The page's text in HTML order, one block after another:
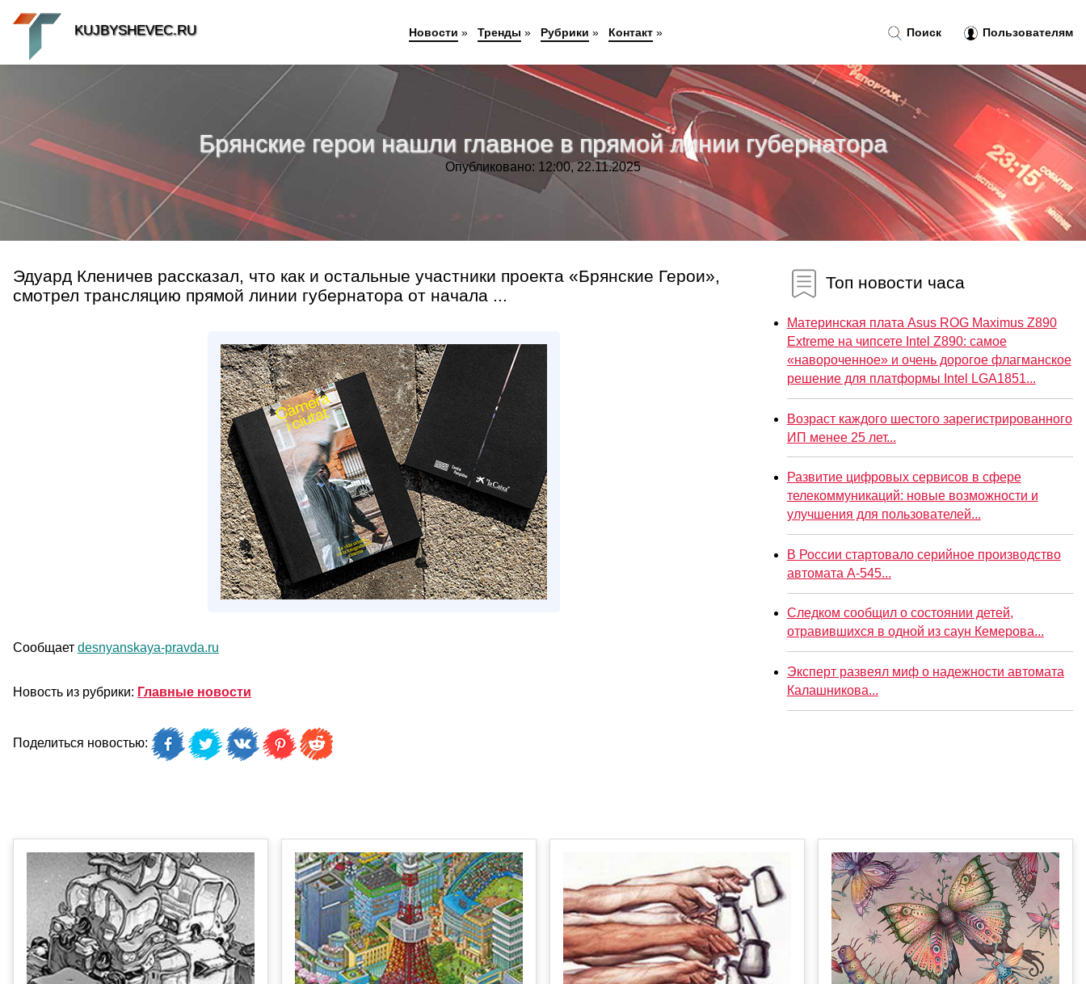
Брянские герои нашли главное в прямой линии губернатора
Опубликовано: 12:00, 22.11.2025
Эдуард Кленичев рассказал, что как и остальные участники проекта «Брянские Герои»,
смотрел трансляцию прямой линии губернатора от начала ...
Сообщает desnyanskaya-pravda.ru
Новость из рубрики: Главные новости
Поделиться новостью:
Топ новости часа
Материнская плата Asus ROG Maximus Z890
Extreme на чипсете Intel Z890: самое
«навороченное» и очень дорогое флагманское
решение для платформы Intel LGA1851...
Возраст каждого шестого зарегистрированного
ИП менее 25 лет...
Развитие цифровых сервисов в сфере
телекоммуникаций: новые возможности и
улучшения для пользователей...
В России стартовало серийное производство
автомата А-545...
Следком сообщил о состоянии детей,
отравившихся в одной из саун Кемерова...
Эксперт развеял миф о надежности автомата
Калашникова...
Поиск Пользователям
KUJBYSHEVEC.RU Новости » Тренды » Рубрики » Контакт»